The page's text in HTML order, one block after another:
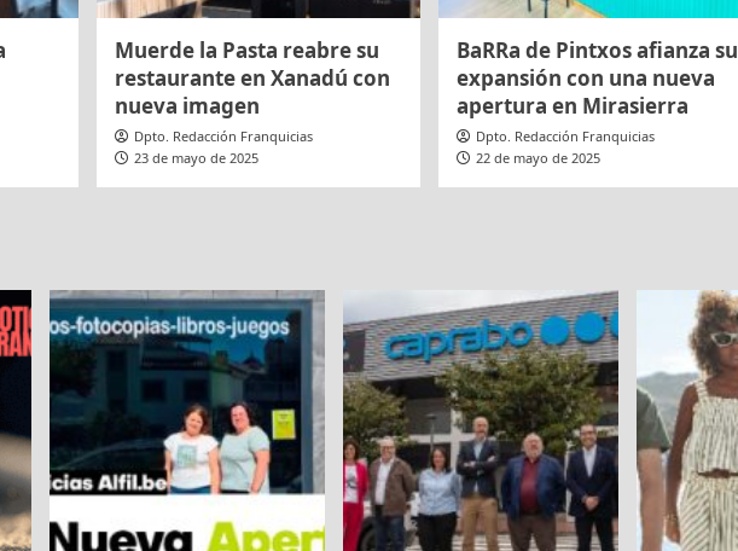
Muerde la Pasta reabre su
restaurante en Xanadú con
nueva imagen
Dpto. Redacción Franquicias
23 de mayo de 2025
BaRRa de Pintxos afianza su
expansión con una nueva
apertura en Mirasierra
Dpto. Redacción Franquicias
22 de mayo de 2025